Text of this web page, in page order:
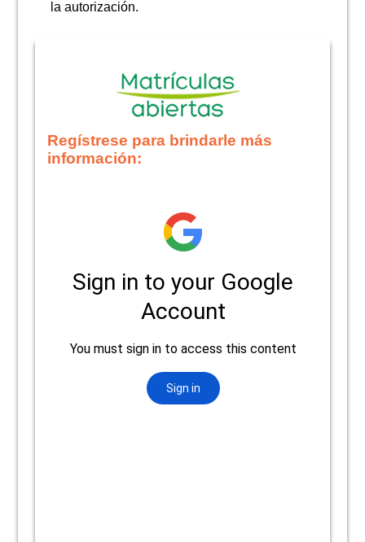
la autorización.
Regístrese para brindarle más
información: